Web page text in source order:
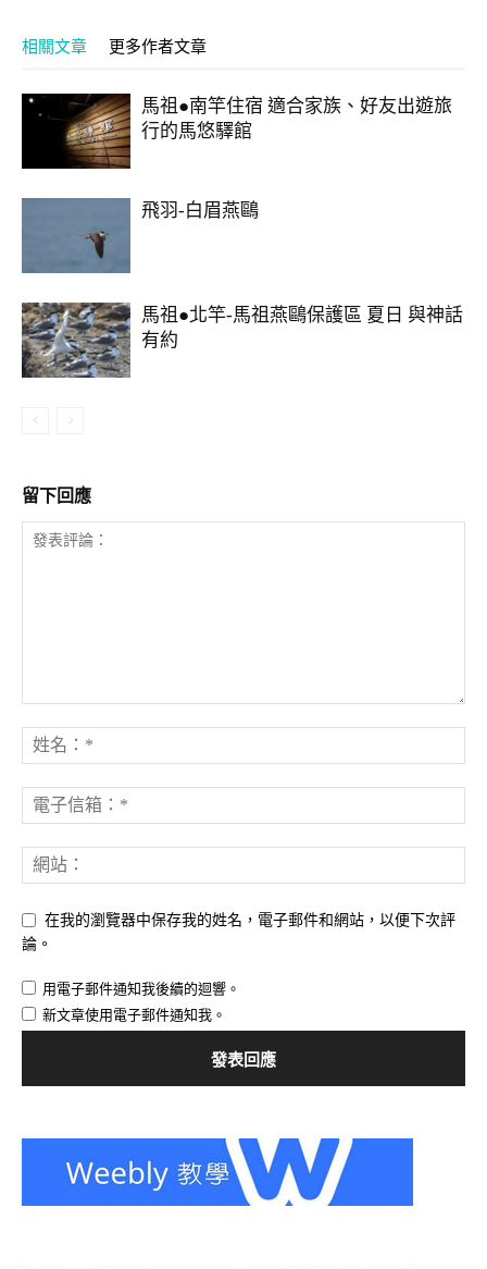
相關文章 更多作者文章
馬祖●南竿住宿 適合家族、好友出遊旅
行的馬悠驛館
飛羽-白眉燕鷗
馬祖●北竿-馬祖燕鷗保護區 夏日 與神話
有約
留下回應
在我的瀏覽器中保存我的姓名，電子郵件和網站，以便下次評
論。
用電子郵件通知我後續的迴響。
新文章使用電子郵件通知我。